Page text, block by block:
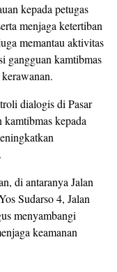
kepada petugas
menjaga ketertiban
memantau aktivitas
gangguan kamtibmas
dialogis di Pasar
kepada
di antaranya Jalan
Sudarso 4, Jalan
menyambangi
keamanan